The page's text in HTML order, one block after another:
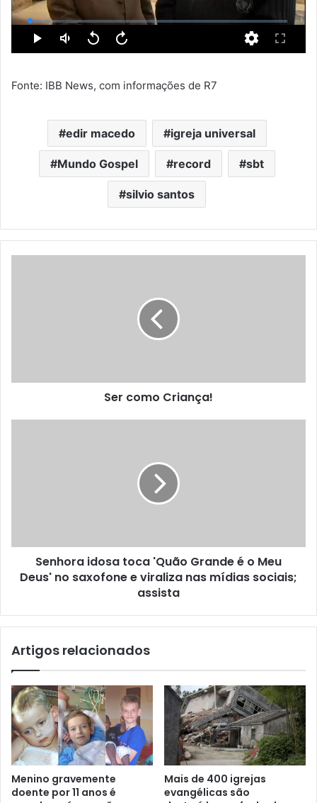
Fonte: IBB News, com informações de R7
edir macedo igreja universal
Mundo Gospel record sbt
silvio santos
Ser como Criança!
Senhora idosa toca 'Quão Grande é o Meu
Deus' no saxofone e viraliza nas mídias sociais;
assista
Artigos relacionados
Menino gravemente
doente por 11 anos é
Mais de 400 igrejas
evangélicas são